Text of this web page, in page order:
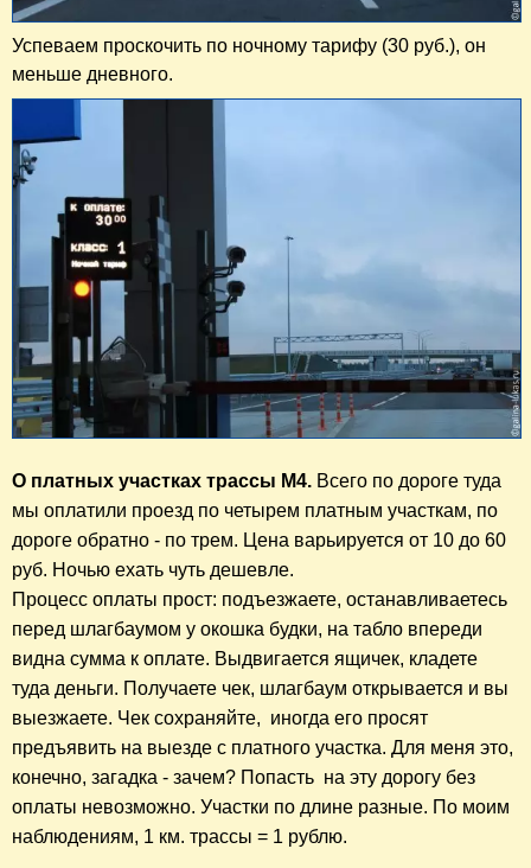
Успеваем проскочить по ночному тарифу (30 руб.), он
меньше дневного.
О платных участках трассы М4. Всего по дороге туда
мы оплатили проезд по четырем платным участкам, по
дороге обратно - по трем. Цена варьируется от 10 до 60
руб. Ночью ехать чуть дешевле.
Процесс оплаты прост: подъезжаете, останавливаетесь
перед шлагбаумом у окошка будки, на табло впереди
видна сумма к оплате. Выдвигается ящичек, кладете
туда деньги. Получаете чек, шлагбаум открывается и вы
выезжаете. Чек сохраняйте,  иногда его просят
предъявить на выезде с платного участка. Для меня это,
конечно, загадка - зачем? Попасть  на эту дорогу без
оплаты невозможно. Участки по длине разные. По моим
наблюдениям, 1 км. трассы = 1 рублю.